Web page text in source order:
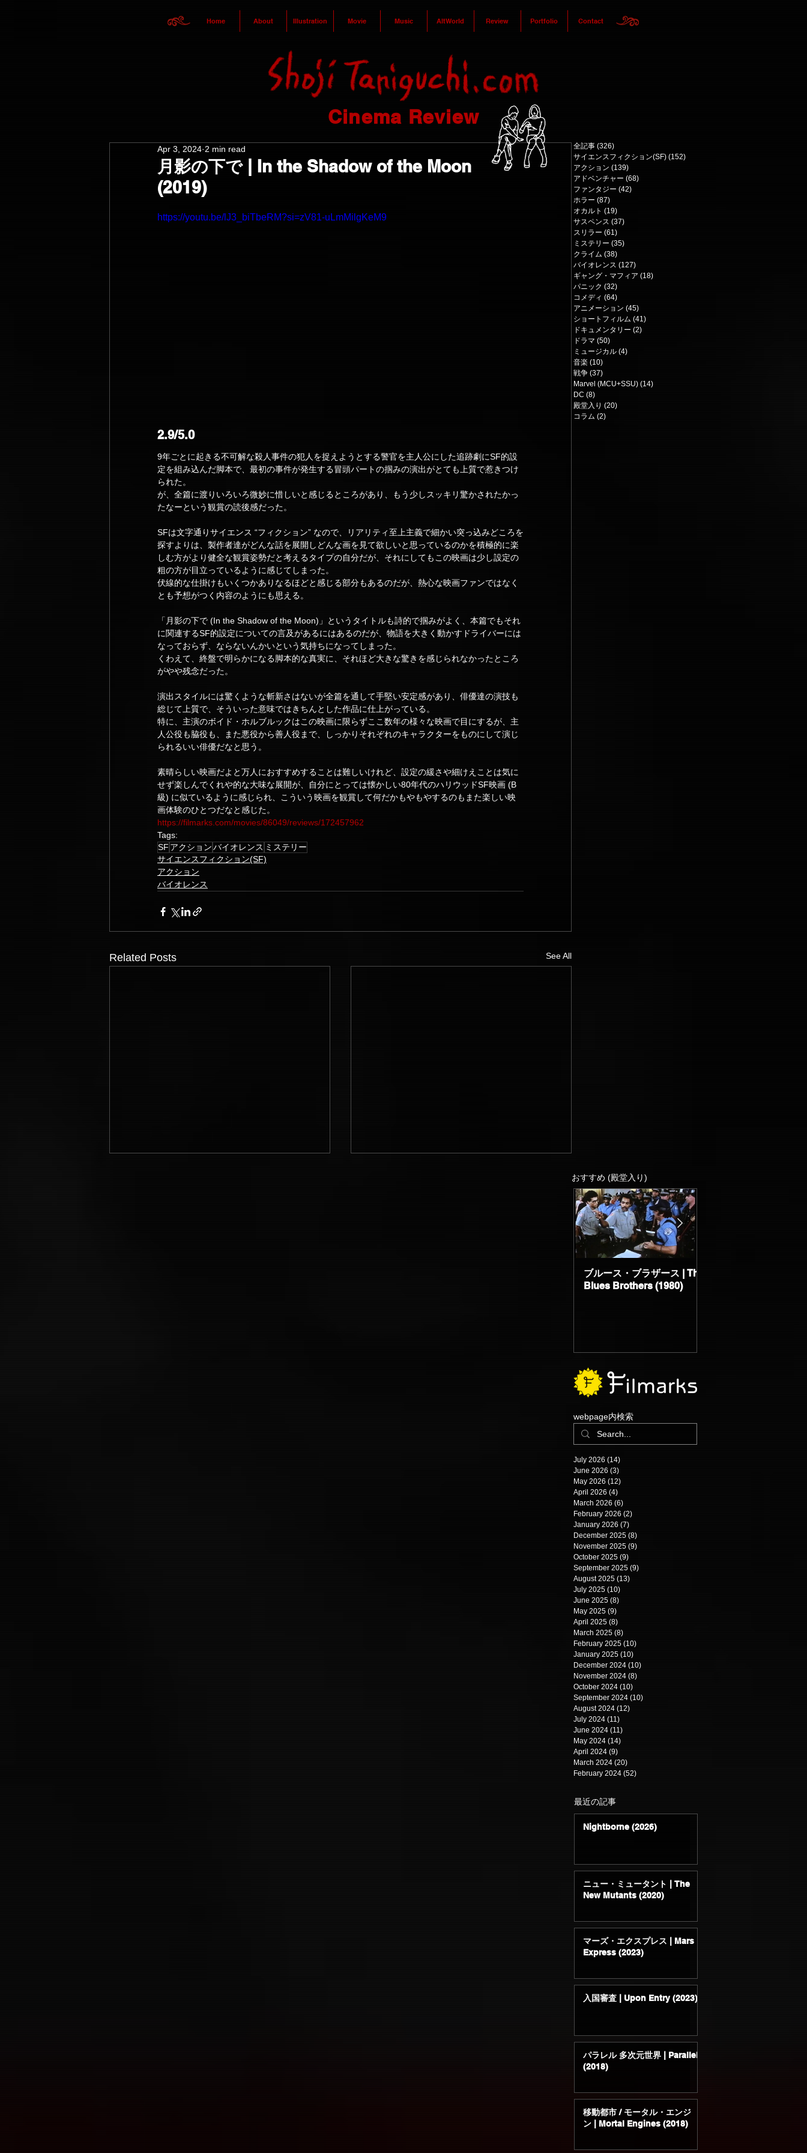
Home About Illustration Movie Music AltWorld Review Portfolio Contact
Cinema Review
月影の下で | In the Shadow of the Moon
(2019)
Apr 3, 2024 2 min read
https://youtu.be/lJ3_biTbeRM?si=zV81-uLmMilgKeM9
2.9/5.0
9年ごとに起きる不可解な殺人事件の犯人を捉えようとする警官を主人公にした追跡劇にSF的設
定を組み込んだ脚本で、最初の事件が発生する冒頭パートの掴みの演出がとても上質で惹きつけ
られた。
が、全篇に渡りいろいろ微妙に惜しいと感じるところがあり、もう少しスッキリ驚かされたかっ
たなーという観賞の読後感だった。
SFは文字通りサイエンス “フィクション” なので、リアリティ至上主義で細かい突っ込みどころを
探すよりは、製作者達がどんな話を展開しどんな画を見て欲しいと思っているのかを積極的に楽
しむ方がより健全な観賞姿勢だと考えるタイプの自分だが、それにしてもこの映画は少し設定の
粗の方が目立っているように感じてしまった。
伏線的な仕掛けもいくつかありなるほどと感じる部分もあるのだが、熱心な映画ファンではなく
とも予想がつく内容のようにも思える。
「月影の下で (In the Shadow of the Moon)」というタイトルも詩的で掴みがよく、本篇でもそれ
に関連するSF的設定についての言及があるにはあるのだが、物語を大きく動かすドライバーには
なっておらず、ならないんかいという気持ちになってしまった。
くわえて、終盤で明らかになる脚本的な真実に、それほど大きな驚きを感じられなかったところ
がやや残念だった。
演出スタイルには驚くような斬新さはないが全篇を通して手堅い安定感があり、俳優達の演技も
総じて上質で、そういった意味ではきちんとした作品に仕上がっている。
特に、主演のボイド・ホルブルックはこの映画に限らずここ数年の様々な映画で目にするが、主
人公役も脇役も、また悪役から善人役まで、しっかりそれぞれのキャラクターをものにして演じ
られるいい俳優だなと思う。
素晴らしい映画だよと万人におすすめすることは難しいけれど、設定の緩さや細けえことは気に
せず楽しんでくれや的な大味な展開が、自分にとっては懐かしい80年代のハリウッドSF映画 (B
級) に似ているように感じられ、こういう映画を観賞して何だかもやもやするのもまた楽しい映
画体験のひとつだなと感じた。
https://filmarks.com/movies/86049/reviews/172457962
Tags:
SF アクションバイオレンス ミステリー
サイエンスフィクション(SF)
アクション
バイオレンス
Related Posts See All
全記事 (326)
サイエンスフィクション(SF) (152)
アクション (139)
アドベンチャー (68)
ファンタジー (42)
ホラー (87)
オカルト (19)
サスペンス (37)
スリラー (61)
ミステリー (35)
クライム (38)
バイオレンス (127)
ギャング・マフィア (18)
パニック (32)
コメディ (64)
アニメーション (45)
ショートフィルム (41)
ドキュメンタリー (2)
ドラマ (50)
ミュージカル (4)
音楽 (10)
戦争 (37)
Marvel (MCU+SSU) (14)
DC (8)
殿堂入り (20)
コラム (2)
おすすめ (殿堂入り)
ブルース・ブラザース | The
Blues Brothers (1980)
webpage内検索
July 2026 (14)
June 2026 (3)
May 2026 (12)
April 2026 (4)
March 2026 (6)
February 2026 (2)
January 2026 (7)
December 2025 (8)
November 2025 (9)
October 2025 (9)
September 2025 (9)
August 2025 (13)
July 2025 (10)
June 2025 (8)
May 2025 (9)
April 2025 (8)
March 2025 (8)
February 2025 (10)
January 2025 (10)
December 2024 (10)
November 2024 (8)
October 2024 (10)
September 2024 (10)
August 2024 (12)
July 2024 (11)
June 2024 (11)
May 2024 (14)
April 2024 (9)
March 2024 (20)
February 2024 (52)
最近の記事
Nightborne (2026)
ニュー・ミュータント | The
New Mutants (2020)
マーズ・エクスプレス | Mars
Express (2023)
入国審査 | Upon Entry (2023)
パラレル 多次元世界 | Parallel
(2018)
移動都市 / モータル・エンジ
ン | Mortal Engines (2018)